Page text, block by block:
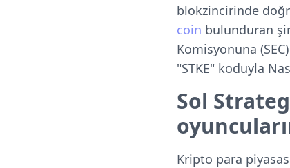
blokzincirinde
coin bulunduran
Komisyonuna
"STKE" koduyla
Sol
Kripto para